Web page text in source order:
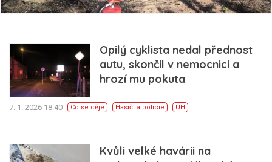
Opilý cyklista nedal přednost
autu, skončil v nemocnici a
hrozí mu pokuta
7. 1. 2026 18:40 Co se děje Hasiči a policie UH
Kvůli velké havárii na